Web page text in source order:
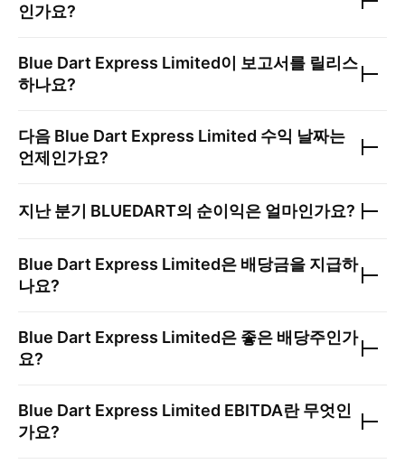
인가요?
Blue Dart Express Limited이 보고서를 릴리스
하나요?
다음 Blue Dart Express Limited 수익 날짜는
언제인가요?
지난 분기 BLUEDART의 순이익은 얼마인가요?
Blue Dart Express Limited은 배당금을 지급하
나요?
Blue Dart Express Limited은 좋은 배당주인가
요?
Blue Dart Express Limited EBITDA란 무엇인
가요?